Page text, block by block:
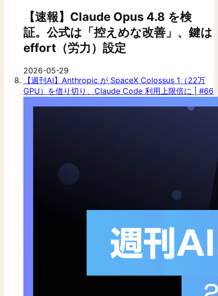
【速報】Claude Opus 4.8 を検
証。公式は「控えめな改善」、鍵は
effort（労力）設定
2026-05-29
【週刊AI】Anthropic が SpaceX Colossus 1（22万
GPU）を借り切り、Claude Code 利用上限倍に | #66